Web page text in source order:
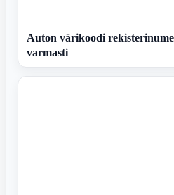
Auton värikoodi
varmasti